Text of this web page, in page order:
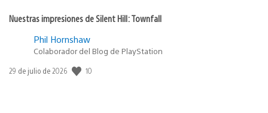
Nuestras impresiones de Silent Hill: Townfall
Phil Hornshaw
Colaborador del Blog de PlayStation
Fecha
29 de julio de 2026 10